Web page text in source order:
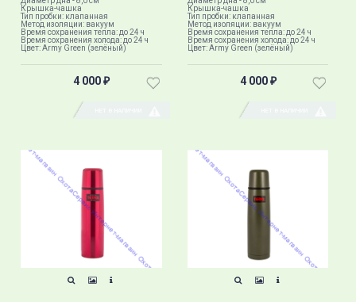
Крышка-чашка
Тип пробки: клапанная
Метод изоляции: вакуум
Время сохранения тепла: до 24 ч
Время сохранения холода: до 24 ч
Цвет: Army Green (зелёный)
4 000 ₽
Крышка-чашка
Тип пробки: клапанная
Метод изоляции: вакуум
Время сохранения тепла: до 24 ч
Время сохранения холода: до 24 ч
Цвет: Army Green (зелёный)
4 000 ₽